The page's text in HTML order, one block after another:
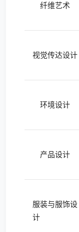
纤维艺术
视觉传达设计
环境设计
产品设计
服装与服饰设
计